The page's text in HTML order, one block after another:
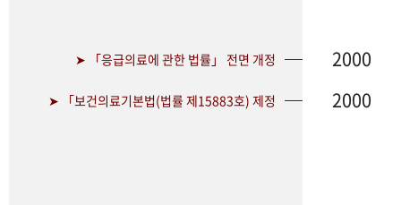
➤ 「응급의료에 관한 법률」 전면 개정 2000
➤ 「보건의료기본법(법률 제15883호) 제정 2000